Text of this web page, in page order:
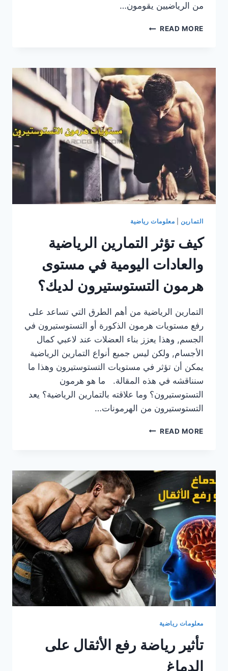
من الرياضيين يقومون…
READ MOREالتضخيم
الأساسية
التمارين معلومات رياضية
كيف تؤثر التمارين الرياضية
والعادات اليومية في مستوى
هرمون التستوستيرون لديك؟
التمارين الرياضية من أهم الطرق التي تساعد على
رفع مستويات هرمون الذكورة أو التستوستيرون في
الجسم, وهذا يعزز بناء العضلات عند لاعبي كمال
الأجسام, ولكن ليس جميع أنواع التمارين الرياضية
يمكن أن تؤثر في مستويات التستوستيرون وهذا ما
سنناقشه في هذه المقالة. ما هو هرمون
التستوستيرون؟ وما علاقته بالتمارين الرياضية؟ يعد
التستوستيرون من الهرمونات…
READ MOREكيف
والعادات
في
مستوى
هرمون
التستوستيرون
لديك؟
معلومات رياضية
تأثير رياضة رفع الأثقال على
الدماغ